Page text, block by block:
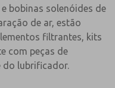
bobinas solenóides de
de ar, estão
filtrantes, kits
com peças de
do lubrificador.